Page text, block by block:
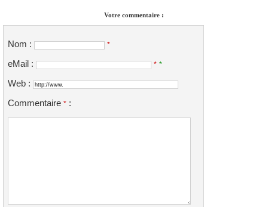
Votre commentaire :
Nom : *
eMail : * *
Web :
Commentaire * :